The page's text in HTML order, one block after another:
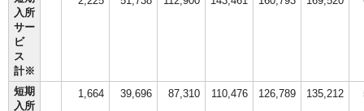
入所
サー
ビ
ス
計※
短期
入所
1,664 39,696 87,310 110,476 126,789 135,212